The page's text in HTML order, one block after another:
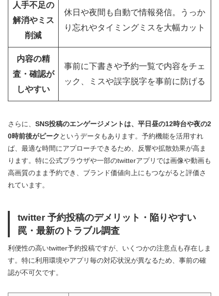
人手不足の
解消やミス
削減
休日や夜間も自動で情報発信。うっか
り忘れやタイミングミスを大幅カット
内容の精
査・確認が
しやすい
事前に下書きや予約一覧で内容をチェ
ック、ミスや誤字脱字を事前に防げる
さらに、 SNS投稿のエンゲージメントは、平日昼の12時台や夜の2
0時前後がピーク というデータもあります。予約機能を活用すれ
ば、最適な時間にアプローチできるため、反響や拡散効果が高ま
ります。特に公式ブラウザや一部のtwitterアプリでは画像や動画も
高画質のまま予約でき、ブランド価値向上にもつながると評価さ
れています。
twitter 予約投稿のデメリット・陥りやすい
罠・最新のトラブル調査
利便性の高いtwitter予約投稿ですが、いくつかの注意点も存在しま
す。特に利用環境やアプリ毎の対応状況が異なるため、事前の確
認が不可欠です。